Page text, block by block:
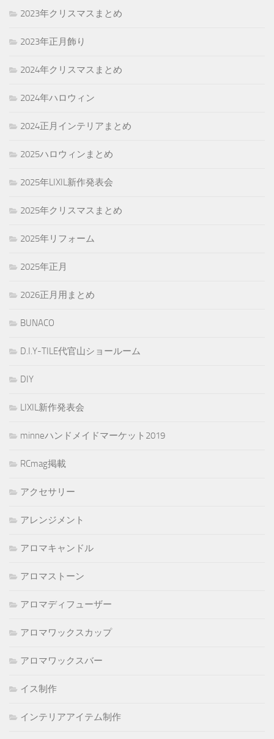
2023年クリスマスまとめ
2023年正月飾り
2024年クリスマスまとめ
2024年ハロウィン
2024正月インテリアまとめ
2025ハロウィンまとめ
2025年LIXIL新作発表会
2025年クリスマスまとめ
2025年リフォーム
2025年正月
2026正月用まとめ
BUNACO
D.I.Y-TILE代官山ショールーム
DIY
LIXIL新作発表会
minneハンドメイドマーケット2019
RCmag掲載
アクセサリー
アレンジメント
アロマキャンドル
アロマストーン
アロマディフューザー
アロマワックスカップ
アロマワックスバー
イス制作
インテリアアイテム制作